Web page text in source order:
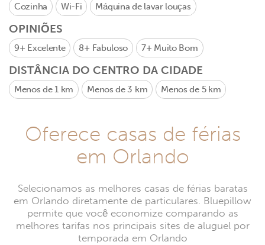
Cozinha Wi-Fi Máquina de lavar louças
OPINIÕES
9+ Excelente 8+ Fabuloso 7+ Muito Bom
DISTÂNCIA DO CENTRO DA CIDADE
Menos de 1 km Menos de 3 km Menos de 5 km
Oferece casas de férias
em Orlando
Selecionamos as melhores casas de férias baratas
em Orlando diretamente de particulares. Bluepillow
permite que você economize comparando as
melhores tarifas nos principais sites de aluguel por
temporada em Orlando